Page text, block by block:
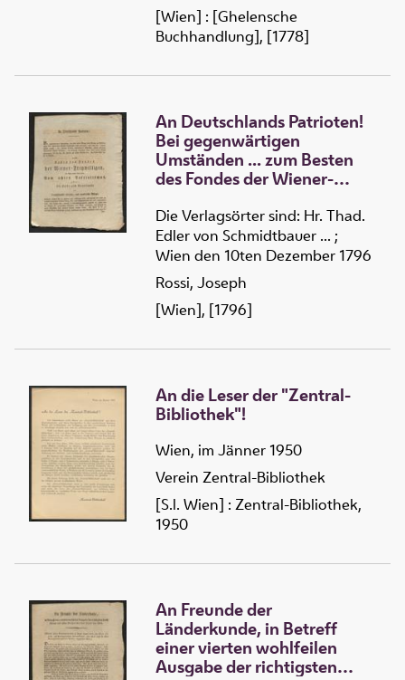
[Wien] : [Ghelensche
Buchhandlung], [1778]
An Deutschlands Patrioten!
Bei gegenwärtigen
Umständen ... zum Besten
des Fondes der Wiener-
dem Titel: Vom ächten
Patriotismus, oder: der Liebe
zum Vaterlande an
Deutschlands adliche, und
unadliche Bürger ...
Die Verlagsörter sind: Hr. Thad.
Edler von Schmidtbauer ... ;
Wien den 10ten Dezember 1796
Rossi, Joseph
[Wien], [1796]
An die Leser der "Zentral-
Bibliothek"!
Wien, im Jänner 1950
Verein Zentral-Bibliothek
[S.l. Wien] : Zentral-Bibliothek,
1950
An Freunde der
Länderkunde, in Betreff
einer vierten wohlfeilen
Ausgabe der richtigsten